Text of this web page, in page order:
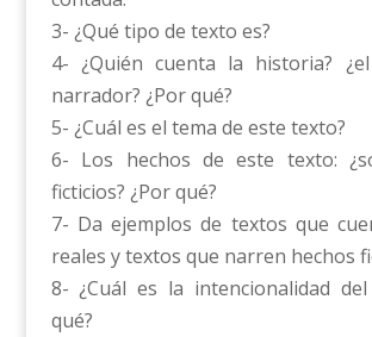
3- ¿Qué tipo de texto es?
4- ¿Quién cuenta la historia?
narrador? ¿Por qué?
5- ¿Cuál es el tema de este texto?
6- Los hechos de este texto:
ficticios? ¿Por qué?
7- Da ejemplos de textos que
reales y textos que narren hechos
8- ¿Cuál es la intencionalidad
qué?